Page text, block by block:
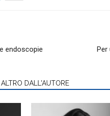
endoscopie Per
ALTRO DALL'AUTORE